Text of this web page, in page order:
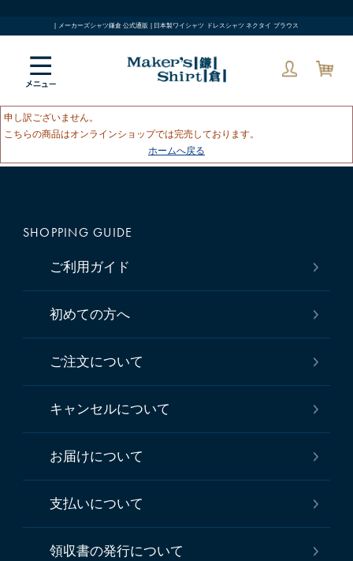
| メーカーズシャツ鎌倉 公式通販 | 日本製ワイシャツ ドレスシャツ ネクタイ ブラウス
申し訳ございません。
こちらの商品はオンラインショップでは完売しております。
ホームへ戻る
SHOPPING GUIDE
ご利用ガイド
初めての方へ
ご注文について
キャンセルについて
お届けについて
支払いについて
領収書の発行について